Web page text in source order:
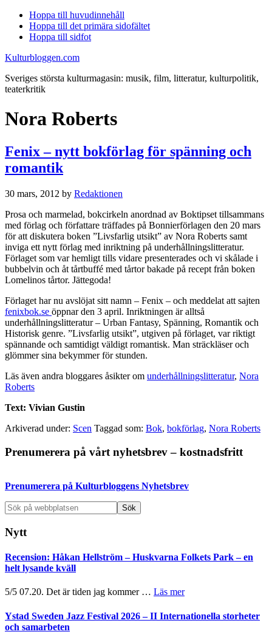
Hoppa till huvudinnehåll
Hoppa till det primära sidofältet
Hoppa till sidfot
Kulturbloggen.com
Sveriges största kulturmagasin: musik, film, litteratur, kulturpolitik,
teaterkritik
Nora Roberts
Fenix – nytt bokförlag för spänning och
romantik
30 mars, 2012 by Redaktionen
Prosa och marmelad, bokcirkeln anordnad av Boktipset tillsammans
med förlag och författare träffades på Bonnierförlagen den 20 mars
för att diskutera boken ”Livsfarlig utsikt” av Nora Roberts samt
inviga ett nytt förlag med inriktning på underhållningslitteratur.
Förlaget som var hemligt tills vidare presenterades och vi skålade i
bubbelvin och åt tårtbuffé med tårtor bakade på recept från boken
Lomelinos tårtor. Jättegoda!
Förlaget har nu avslöjat sitt namn – Fenix – och meddelat att sajten
fenixbok.se öppnar den 3 april. Inriktningen är alltså
underhållningslitteratur – Urban Fantasy, Spänning, Romantik och
Historisk genre. ”Livsfarlig utsikt”, utgiven på förlaget, var riktigt
spännande och samtidigt väldigt romantisk. Man sträckläser och
glömmer sina bekymmer för stunden.
Läs även andra bloggares åsikter om underhållningslitteratur, Nora
Roberts
Text: Vivian Gustin
Arkiverad under: Scen Taggad som: Bok, bokförlag, Nora Roberts
Primärt
Prenumerera på vårt nyhetsbrev – kostnadsfritt
Prenumerera på Kulturbloggens Nyhetsbrev
Sök
på
webbplatsen
Nytt
Recension: Håkan Hellström – Huskvarna Folkets Park – en
helt lysande kväll
5/5 07.20. Det är tiden jag kommer … Läs merom
Håkan
Ystad Sweden Jazz Festival 2026 – II Internationella storheter
och samarbeten